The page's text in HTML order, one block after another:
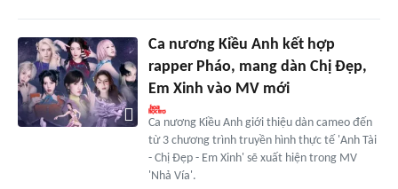
Ca nương Kiều Anh kết hợp
rapper Pháo, mang dàn Chị Đẹp,
Em Xinh vào MV mới
Ca nương Kiều Anh giới thiệu dàn cameo đến
từ 3 chương trình truyền hình thực tế 'Anh Tài
- Chị Đẹp - Em Xinh' sẽ xuất hiện trong MV
'Nhả Vía'.